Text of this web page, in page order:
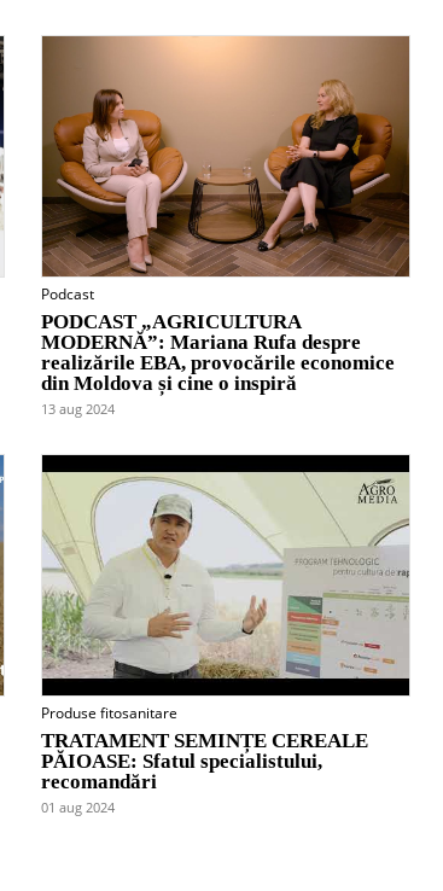
Podcast
PODCAST „AGRICULTURA
MODERNĂ”: Mariana Rufa despre
realizările EBA, provocările economice
din Moldova și cine o inspiră
13 aug 2024
Produse fitosanitare
TRATAMENT SEMINȚE CEREALE
PĂIOASE: Sfatul specialistului,
recomandări
01 aug 2024